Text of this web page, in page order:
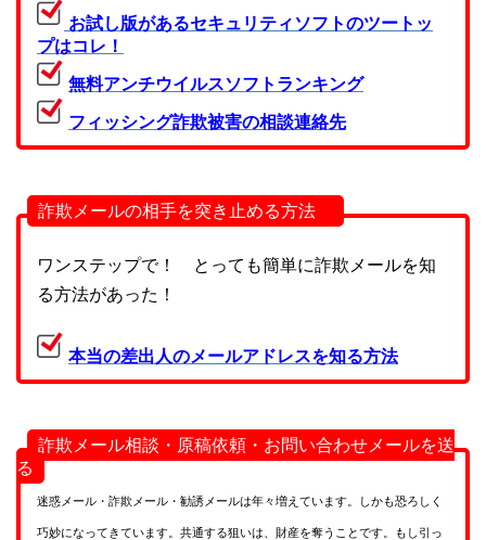
お試し版があるセキュリティソフトのツートッ
プはコレ！
無料アンチウイルスソフトランキング
フィッシング詐欺被害の相談連絡先
詐欺メールの相手を突き止める方法
ワンステップで！ とっても簡単に詐欺メールを知
る方法があった！
本当の差出人のメールアドレスを知る方法
詐欺メール相談・原稿依頼・お問い合わせメールを送
る
迷惑メール・詐欺メール・勧誘メールは年々増えています。しかも恐ろしく
巧妙になってきています。共通する狙いは、財産を奪うことです。もし引っ